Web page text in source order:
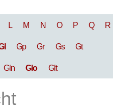
L M N O P Q R
Gp Gr Gs Gt
Gln Glo Glt